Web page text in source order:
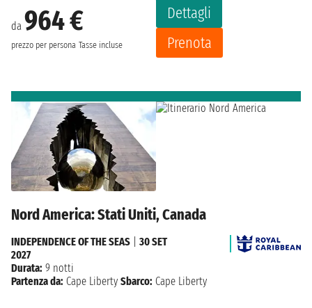
da 964 €
prezzo per persona Tasse incluse
Dettagli
Prenota
Nord America: Stati Uniti, Canada
INDEPENDENCE OF THE SEAS
30 SET
2027
Durata: 9 notti
Partenza da: Cape Liberty Sbarco: Cape Liberty